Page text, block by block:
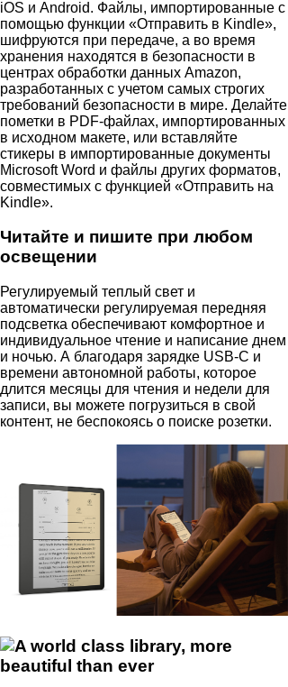
iOS и Android. Файлы, импортированные с
помощью функции «Отправить в Kindle»,
шифруются при передаче, а во время
хранения находятся в безопасности в
центрах обработки данных Amazon,
разработанных с учетом самых строгих
требований безопасности в мире. Делайте
пометки в PDF-файлах, импортированных
в исходном макете, или вставляйте
стикеры в импортированные документы
Microsoft Word и файлы других форматов,
совместимых с функцией «Отправить на
Kindle».
Читайте и пишите при любом
освещении
Регулируемый теплый свет и
автоматически регулируемая передняя
подсветка обеспечивают комфортное и
индивидуальное чтение и написание днем
и ночью. А благодаря зарядке USB-C и
времени автономной работы, которое
длится месяцы для чтения и недели для
записи, вы можете погрузиться в свой
контент, не беспокоясь о поиске розетки.